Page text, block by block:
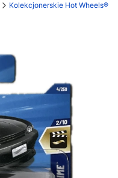
Kolekcjonerskie Hot Wheels®